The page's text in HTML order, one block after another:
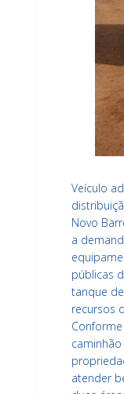
Veículo
Novo
a
públicas
tanque
recursos
atender